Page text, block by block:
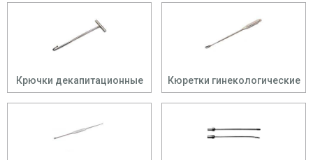
Крючки декапитационные Кюретки гинекологические